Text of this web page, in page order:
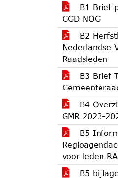
B1 Brief
GGD NOG
B2
Nederlandse
Raadsleden
B3 Brief
B4
GMR 2023-
B5
voor leden
B5